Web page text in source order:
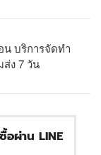
น บริการจัดทำ
ง 7 วัน
อผ่าน LINE